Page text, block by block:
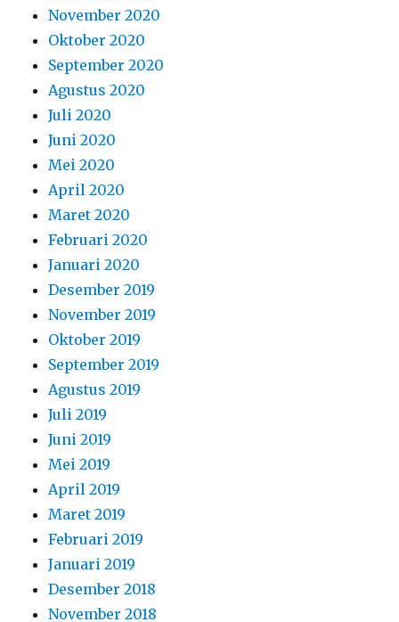
November 2020
Oktober 2020
September 2020
Agustus 2020
Juli 2020
Juni 2020
Mei 2020
April 2020
Maret 2020
Februari 2020
Januari 2020
Desember 2019
November 2019
Oktober 2019
September 2019
Agustus 2019
Juli 2019
Juni 2019
Mei 2019
April 2019
Maret 2019
Februari 2019
Januari 2019
Desember 2018
November 2018